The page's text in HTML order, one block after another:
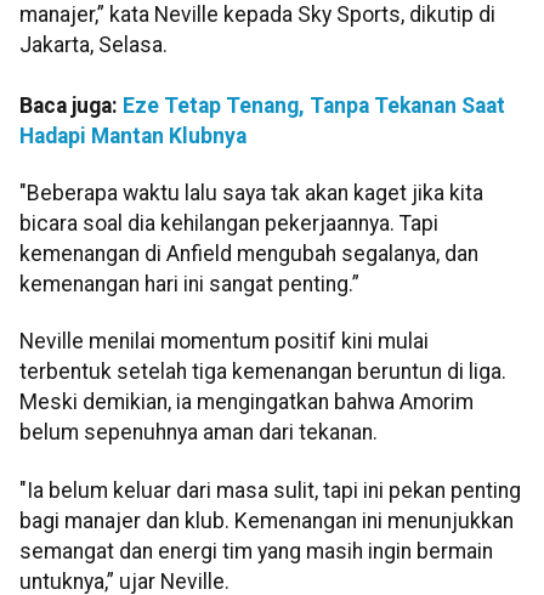
manajer,” kata Neville kepada Sky Sports, dikutip di
Jakarta, Selasa.
Baca juga: Eze Tetap Tenang, Tanpa Tekanan Saat
Hadapi Mantan Klubnya
"Beberapa waktu lalu saya tak akan kaget jika kita
bicara soal dia kehilangan pekerjaannya. Tapi
kemenangan di Anfield mengubah segalanya, dan
kemenangan hari ini sangat penting.”
Neville menilai momentum positif kini mulai
terbentuk setelah tiga kemenangan beruntun di liga.
Meski demikian, ia mengingatkan bahwa Amorim
belum sepenuhnya aman dari tekanan.
"Ia belum keluar dari masa sulit, tapi ini pekan penting
bagi manajer dan klub. Kemenangan ini menunjukkan
semangat dan energi tim yang masih ingin bermain
untuknya,” ujar Neville.